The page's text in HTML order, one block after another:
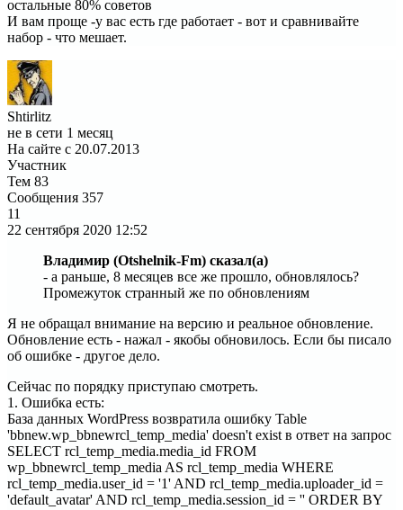
остальные 80% советов
И вам проще -у вас есть где работает - вот и сравнивайте
набор - что мешает.
Shtirlitz
не в сети 1 месяц
На сайте с 20.07.2013
Участник
Тем 83
Сообщения 357
11
22 сентября 2020 12:52
Владимир (Otshelnik-Fm) сказал(а)
- а раньше, 8 месяцев все же прошло, обновлялось?
Промежуток странный же по обновлениям
Я не обращал внимание на версию и реальное обновление.
Обновление есть - нажал - якобы обновилось. Если бы писало
об ошибке - другое дело.
Сейчас по порядку приступаю смотреть.
1. Ошибка есть:
База данных WordPress возвратила ошибку Table
'bbnew.wp_bbnewrcl_temp_media' doesn't exist в ответ на запрос
SELECT rcl_temp_media.media_id FROM
wp_bbnewrcl_temp_media AS rcl_temp_media WHERE
rcl_temp_media.user_id = '1' AND rcl_temp_media.uploader_id =
'default_avatar' AND rcl_temp_media.session_id = '' ORDER BY